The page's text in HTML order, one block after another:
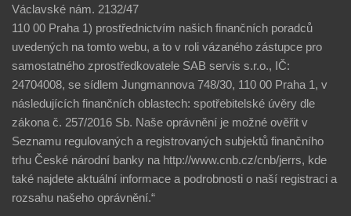
Václavské nám. 2132/47
110 00 Praha 1) prostřednictvím našich finančních poradců
uvedených na tomto webu, a to v roli vázaného zástupce pro
samostatného zprostředkovatele SAB servis s.r.o., IČ:
24704008, se sídlem Jungmannova 748/30, 110 00 Praha 1, v
následujících finančních oblastech: spotřebitelské úvěry dle
zákona č. 257/2016 Sb. Naše oprávnění je možné ověřit v
Seznamu regulovaných a registrovaných subjektů finančního
trhu České národní banky na http://www.cnb.cz/cnb/jerrs, kde
také najdete aktuální informace a podrobnosti o naší registraci a
rozsahu našeho oprávnění.“